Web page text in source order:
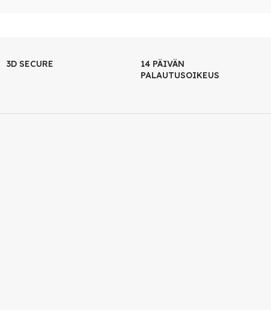
3D SECURE
14 PÄIVÄN
PALAUTUSOIKEUS